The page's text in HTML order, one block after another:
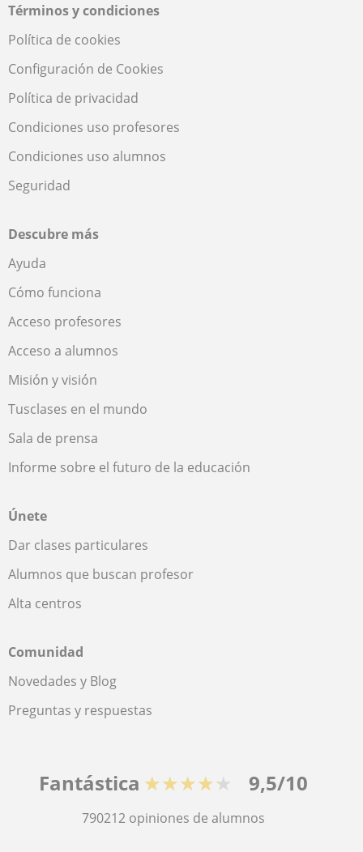
Términos y condiciones
Política de cookies
Configuración de Cookies
Política de privacidad
Condiciones uso profesores
Condiciones uso alumnos
Seguridad
Descubre más
Ayuda
Cómo funciona
Acceso profesores
Acceso a alumnos
Misión y visión
Tusclases en el mundo
Sala de prensa
Informe sobre el futuro de la educación
Únete
Dar clases particulares
Alumnos que buscan profesor
Alta centros
Comunidad
Novedades y Blog
Preguntas y respuestas
Fantástica ★★★★★ 9,5/10
790212 opiniones de alumnos